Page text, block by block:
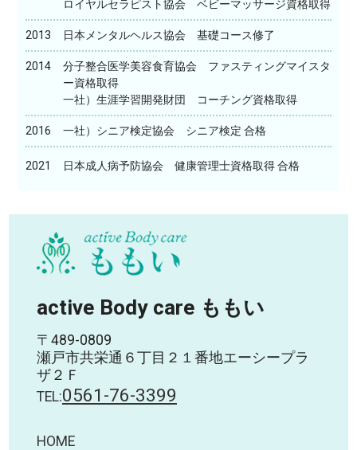
ロイヤルセラピスト協会 ベビーマッサージ資格取得
2013 日本メンタルヘルス協会 基礎コース修了
2014
分子整合医学美容食育協会 ファスティングマイスタ
ー資格取得
一社）生涯学習開発財団 コーチング資格取得
2016 一社）シニア検定協会 シニア検定 合格
2021 日本成人病予防協会 健康管理士資格取得 合格
active Body care ももい
〒489-0809
瀬戸市共栄通６丁目２１番地エーシープラ
ザ２Ｆ
TEL:0561-76-3399
HOME